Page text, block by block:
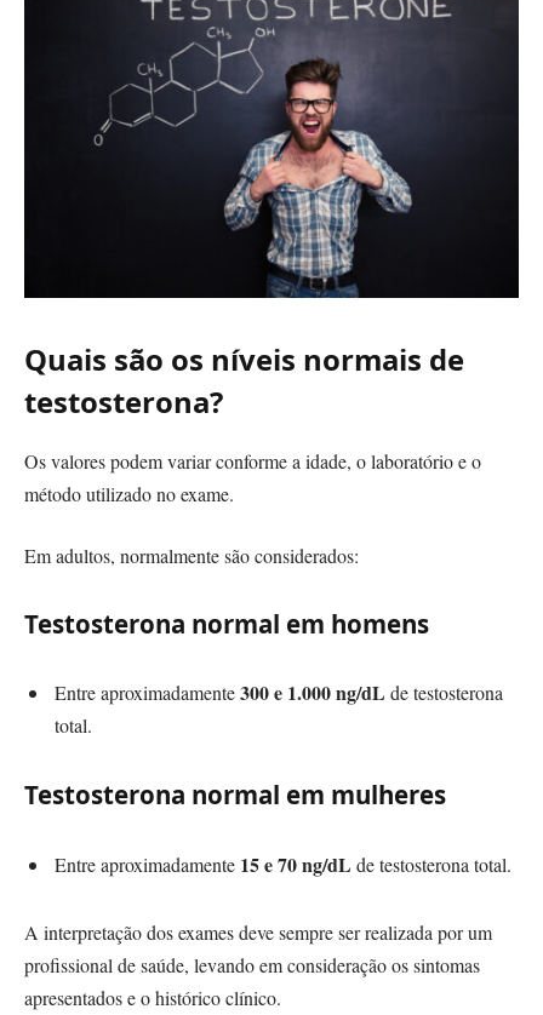
Quais são os níveis normais de
testosterona?
Os valores podem variar conforme a idade, o laboratório e o
método utilizado no exame.
Em adultos, normalmente são considerados:
Testosterona normal em homens
Entre aproximadamente300 e 1.000 ng/dL de testosterona
total.
Testosterona normal em mulheres
Entre aproximadamente 15 e 70 ng/dL de testosterona total.
A interpretação dos exames deve sempre ser realizada por um
profissional de saúde, levando em consideração os sintomas
apresentados e o histórico clínico.